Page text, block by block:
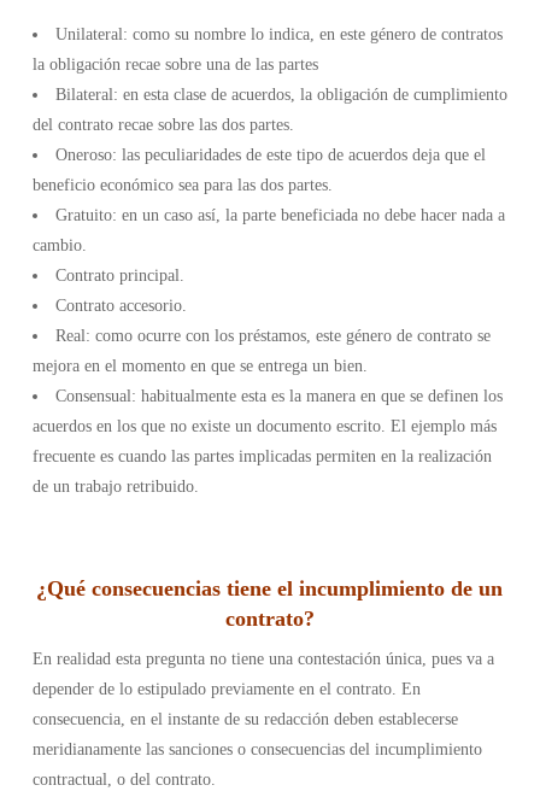
Unilateral: como su nombre lo indica, en este género de contratos
la obligación recae sobre una de las partes
Bilateral: en esta clase de acuerdos, la obligación de cumplimiento
del contrato recae sobre las dos partes.
Oneroso: las peculiaridades de este tipo de acuerdos deja que el
beneficio económico sea para las dos partes.
Gratuito: en un caso así, la parte beneficiada no debe hacer nada a
cambio.
Contrato principal.
Contrato accesorio.
Real: como ocurre con los préstamos, este género de contrato se
mejora en el momento en que se entrega un bien.
Consensual: habitualmente esta es la manera en que se definen los
acuerdos en los que no existe un documento escrito. El ejemplo más
frecuente es cuando las partes implicadas permiten en la realización
de un trabajo retribuido.
¿Qué consecuencias tiene el incumplimiento de un
contrato?
En realidad esta pregunta no tiene una contestación única, pues va a
depender de lo estipulado previamente en el contrato. En
consecuencia, en el instante de su redacción deben establecerse
meridianamente las sanciones o consecuencias del incumplimiento
contractual, o del contrato.